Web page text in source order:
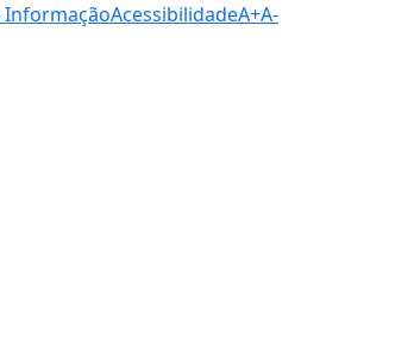
InformaçãoAcessibilidadeA+A-